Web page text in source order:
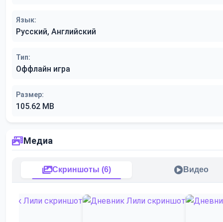
Язык:
Русский, Английский
Тип:
Оффлайн игра
Размер:
105.62 MB
Медиа
Скриншоты (6) Видео